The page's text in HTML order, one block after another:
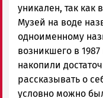
уникален, так как
Музей на воде
одноименному
возникшего в
накопили
рассказывать о
условно можно